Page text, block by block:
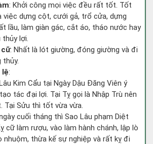
: Khởi công mọi việc đều rất tốt. Tốt
việc dựng cột, cưới gả, trổ cửa, dựng
lầu, làm giàn gác, cắt áo, tháo nước hay
thủy lợi.
cữ: Nhất là lót giường, đóng giường và đi
thủy.
lệ:
Kim Cẩu tại Ngày Dậu Đăng Viên ý
tác đại lợi. Tại Tỵ gọi là Nhập Trù nên
Tại Sửu thì tốt vừa vừa.
cuối tháng thì Sao Lâu phạm Diệt
cữ làm rượu, vào làm hành chánh, lập lò
nhuộm, thừa kế sự nghiệp và rất kỵ đi